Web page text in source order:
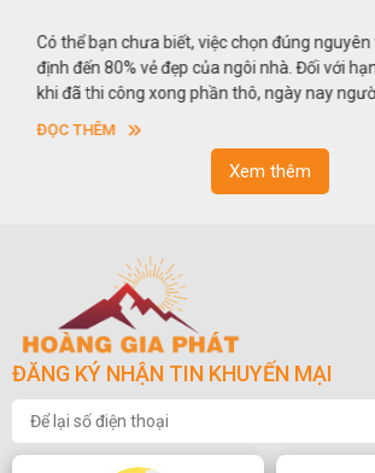
Có thể bạn chưa biết, việc chọn đúng nguyên
định đến 80% vẻ đẹp của ngôi nhà. Đối với
khi đã thi công xong phần thô, ngày nay
tự nhiên lát nền khá phổ biến. Thế nhưng gia
giữa việc lựa chọn đá granite hay đá marble lát
tốt hơn? Để làm rõ hơn những thắc mắc, dưới
sâu vào phân tích từng loại đá để giúp các gia
ĐỌC THÊM
Xem thêm
ĐĂNG KÝ NHẬN TIN KHUYẾN MẠI